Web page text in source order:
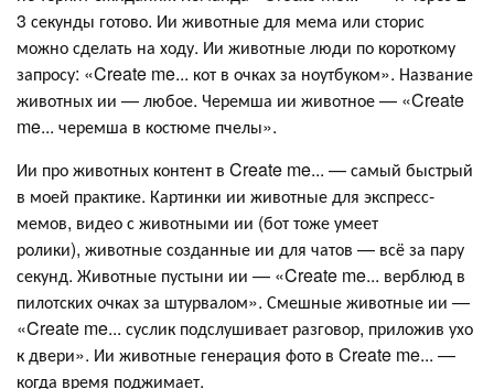
3 секунды готово. Ии животные для мема или сторис
можно сделать на ходу. Ии животные люди по короткому
запросу: «Create me... кот в очках за ноутбуком». Название
животных ии — любое. Черемша ии животное — «Create
me... черемша в костюме пчелы».
Ии про животных контент в Create me... — самый быстрый
в моей практике. Картинки ии животные для экспресс-
мемов, видео с животными ии (бот тоже умеет
ролики), животные созданные ии для чатов — всё за пару
секунд. Животные пустыни ии — «Create me... верблюд в
пилотских очках за штурвалом». Смешные животные ии —
«Create me... суслик подслушивает разговор, приложив ухо
к двери». Ии животные генерация фото в Create me... —
когда время поджимает.